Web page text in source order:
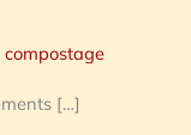
compostage
[…]